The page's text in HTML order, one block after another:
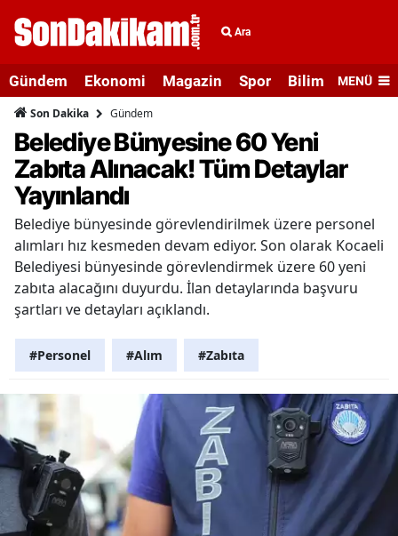
Ara
Gündem Ekonomi Magazin Spor Bilim veMENÜ
Son Dakika Gündem
Belediye Bünyesine 60 Yeni
Zabıta Alınacak! Tüm Detaylar
Yayınlandı
Belediye bünyesinde görevlendirilmek üzere personel
alımları hız kesmeden devam ediyor. Son olarak Kocaeli
Belediyesi bünyesinde görevlendirmek üzere 60 yeni
zabıta alacağını duyurdu. İlan detaylarında başvuru
şartları ve detayları açıklandı.
#Personel #Alım #Zabıta